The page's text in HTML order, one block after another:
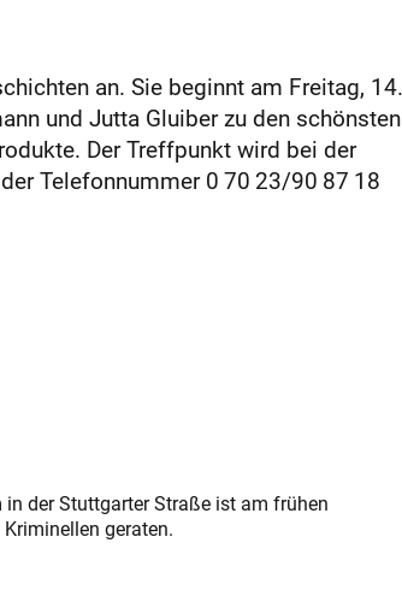
an. Sie beginnt am Freitag, 14.
und Jutta Gluiber zu den schönsten
Der Treffpunkt wird bei der
Telefonnummer 0 70 23/90 87 18
der Stuttgarter Straße ist am frühen
geraten.